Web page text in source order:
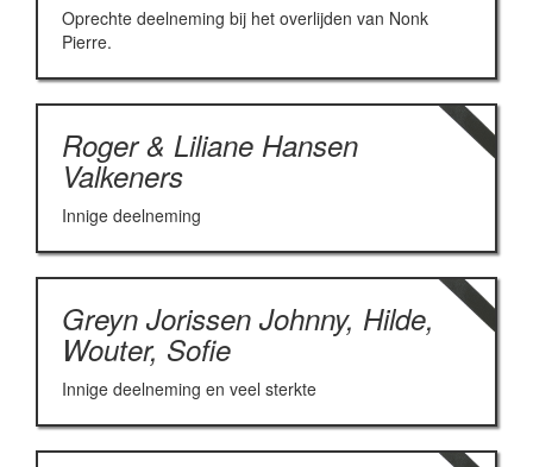
Oprechte deelneming bij het overlijden van Nonk
Pierre.
Roger & Liliane Hansen
Valkeners
Innige deelneming
Greyn Jorissen Johnny, Hilde,
Wouter, Sofie
Innige deelneming en veel sterkte